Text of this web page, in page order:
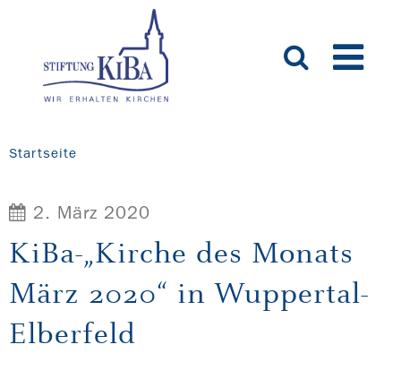
Startseite
2. März 2020
KiBa-„Kirche des Monats
März 2020“ in Wuppertal-
Elberfeld